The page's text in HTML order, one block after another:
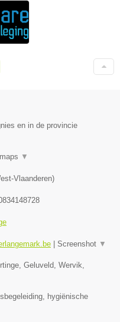
en in de provincie
▼
Vlaanderen)
Screenshot ▼
Geluveld, Wervik,
hygiënische